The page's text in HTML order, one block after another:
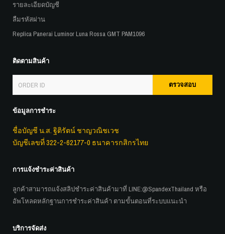
รายละเอียดบัญชี
ลืมรหัสผ่าน
Replica Panerai Luminor Luna Rossa GMT PAM1096
ติดตามสินค้า
ตรวจสอบ
ข้อมูลการชำระ
ชื่อบัญชี น.ส. ฐิติรัตน์ ชาญวณิชเวช
บัญชีเลขที่ 322-2-62177-0 ธนาคารกสิกรไทย
การแจ้งชำระค่าสินค้า
ลูกค้าสามารถแจ้งสลิปชำระค่าสินค้ามาที่ LINE:@SpandexThailand หรือ
อัพโหลดหลักฐานการชำระค่าสินค้า ตามขั้นตอนที่ระบบแนะนำ
บริการจัดส่ง